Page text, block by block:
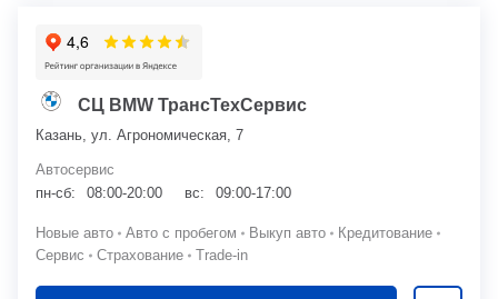
СЦ BMW ТрансТехСервис
Казань, ул. Агрономическая, 7
Автосервис
пн-сб:
08:00-20:00 вс: 09:00-17:00
Новые авто Авто с пробегом Выкуп авто
Кредитование
Сервис
Страхование Trade-in